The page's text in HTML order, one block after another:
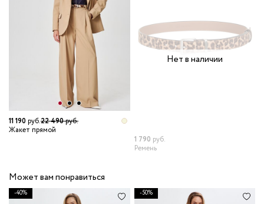
11 190руб.22 490руб.
Жакет прямой
Нет в наличии
1 790 руб.
Ремень
Может вам понравиться
-40% -50%